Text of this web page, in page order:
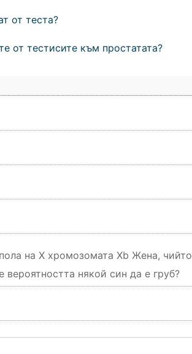
от теста?
от тестисите към простатата?
на X хромозомата Xb Жена, чийто
някой син да е груб?